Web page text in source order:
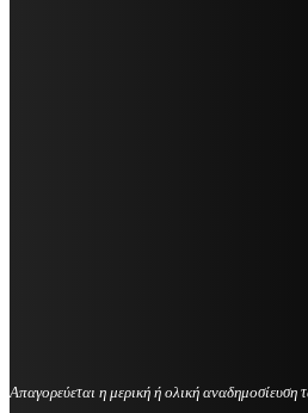
Απαγορεύεται η μερική ή ολική